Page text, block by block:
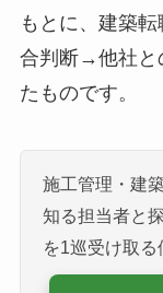
もとに、建築
合判断→他社と
たものです。
施工管理・建
知る担当者と
を1巡受け取る